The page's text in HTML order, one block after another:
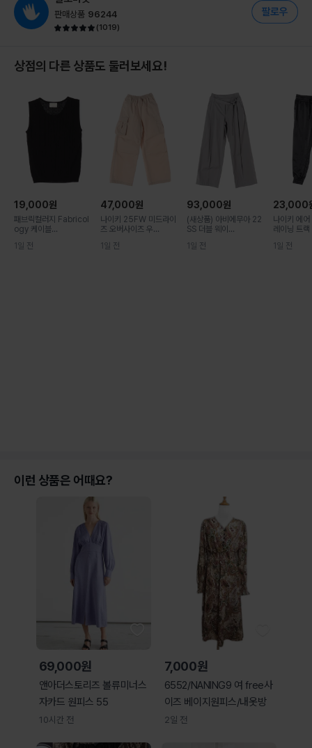
판매상품 96244
(1019)
상점의 다른 상품도 둘러보세요!
19,000원
패브릭컬러지 Fabricol
ogy 케이블...
1일 전
47,000원
나이키 25FW 미드라이
즈 오버사이즈 우...
1일 전
93,000원
(새상품) 아비에무아 22
SS 더블 웨이...
1일 전
23,000
나이키 에
레이닝 트
1일 전
이런 상품은 어때요?
69,000원
앤아더스토리즈 볼류미너스
자카드 원피스 55
10시간 전
7,000원
6552/NANING9 여 free사
이즈 베이지원피스/내옷방
2일 전